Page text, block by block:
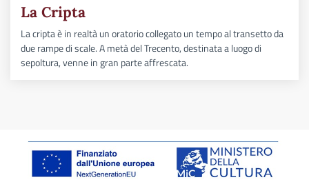
La Cripta
La cripta è in realtà un oratorio collegato un tempo al transetto da
due rampe di scale. A metà del Trecento, destinata a luogo di
sepoltura, venne in gran parte affrescata.